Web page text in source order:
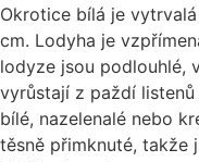
Okrotice bílá je
cm. Lodyha je
lodyze jsou podlouhlé,
vyrůstají z paždí
bílé, nazelenalé nebo
těsně přimknuté, takže